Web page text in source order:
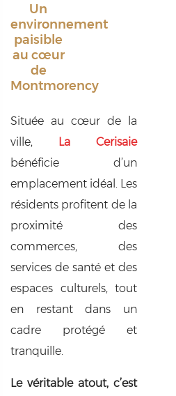
Un
environnement
paisible
au cœur
de
Montmorency
Située au cœur de la
ville,
La Cerisaie
bénéficie d’un
emplacement idéal. Les
résidents profitent de la
proximité des
commerces, des
services de santé et des
espaces culturels, tout
en restant dans un
cadre protégé et
tranquille.
Le véritable atout, c’est